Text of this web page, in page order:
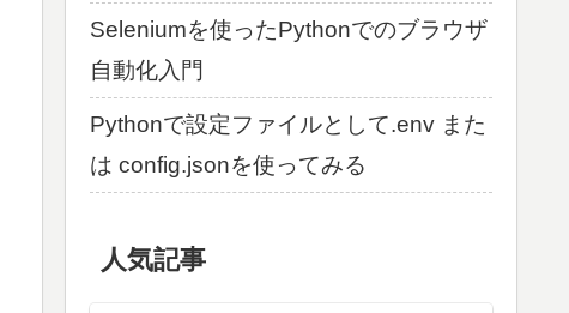
Seleniumを使ったPythonでのブラウザ
自動化入門
Pythonで設定ファイルとして.env また
は config.jsonを使ってみる
人気記事